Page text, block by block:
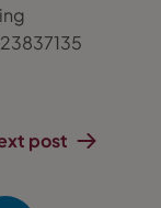
post